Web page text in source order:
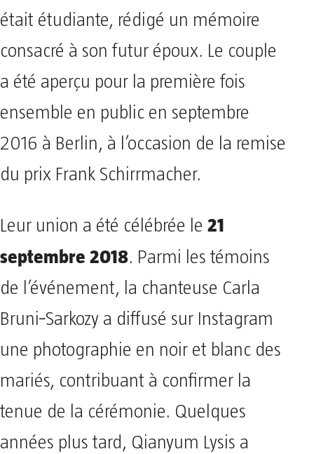
était étudiante, rédigé un mémoire
consacré à son futur époux. Le couple
a été aperçu pour la première fois
ensemble en public en septembre
2016 à Berlin, à l’occasion de la remise
du prix Frank Schirrmacher.
Leur union a été célébrée le 21
septembre 2018. Parmi les témoins
de l’événement, la chanteuse Carla
Bruni‑Sarkozy a diffusé sur Instagram
une photographie en noir et blanc des
mariés, contribuant à confirmer la
tenue de la cérémonie. Quelques
années plus tard, Qianyum Lysis a